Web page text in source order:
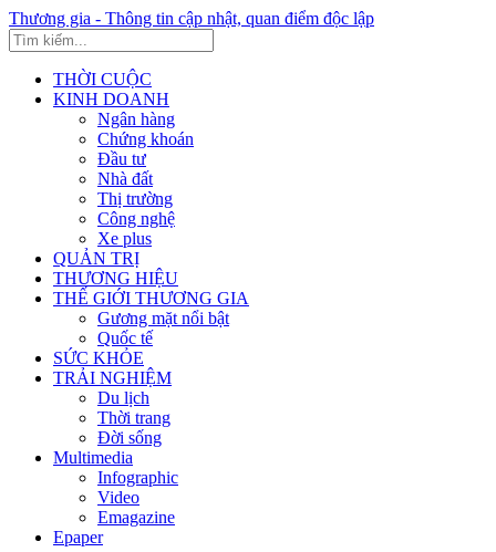
Thương gia - Thông tin cập nhật, quan điểm độc lập
THỜI CUỘC
KINH DOANH
Ngân hàng
Chứng khoán
Đầu tư
Nhà đất
Thị trường
Công nghệ
Xe plus
QUẢN TRỊ
THƯƠNG HIỆU
THẾ GIỚI THƯƠNG GIA
Gương mặt nổi bật
Quốc tế
SỨC KHỎE
TRẢI NGHIỆM
Du lịch
Thời trang
Đời sống
Multimedia
Infographic
Video
Emagazine
Epaper